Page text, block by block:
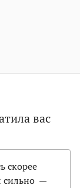
вас
скорее
сильно —